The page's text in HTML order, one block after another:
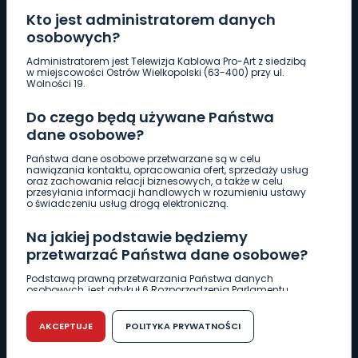
Kto jest administratorem danych
osobowych?
Administratorem jest Telewizja Kablowa Pro-Art z siedzibą
w miejscowości Ostrów Wielkopolski (63-400) przy ul.
Wolności 19.
Do czego będą używane Państwa
dane osobowe?
Państwa dane osobowe przetwarzane są w celu
nawiązania kontaktu, opracowania ofert, sprzedaży usług
oraz zachowania relacji biznesowych, a także w celu
przesyłania informacji handlowych w rozumieniu ustawy
o świadczeniu usług drogą elektroniczną.
Na jakiej podstawie będziemy
przetwarzać Państwa dane osobowe?
Podstawą prawną przetwarzania Państwa danych
osobowych, jest artykuł 6 Rozporządzenia Parlamentu
r. w sprawie ochrony osób fizycznych w związku z
przetwarzaniem danych osobowych w sprawie
swobodnego przepływu takich danych oraz uchylenia
dyrektywy 95/46/WE (RODO).
AKCEPTUJE POLITYKA PRYWATNOŚCI
Pobierz logotyp
661 997 997
REDAKCJA
62 735 22 22redakcja@wlkp24.info
DZIAŁ REKLAMY
62 735 01 85 reklama@wlkp24.info
WIADOMOŚCI
CIEKAWOSTKI